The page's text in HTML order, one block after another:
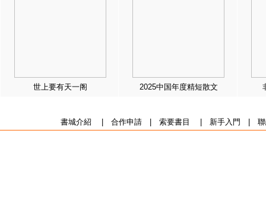
世上要有天一阁 2025中国年度精短散文
書城介紹 合作申請| 索要書目 新手入門